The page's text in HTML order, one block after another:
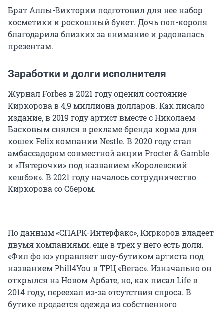
Брат Аллы-Виктории подготовил для нее набор
косметики и роскошный букет. Дочь поп-короля
благодарила близких за внимание и радовалась
презентам.
Заработки и долги исполнителя
Журнал Forbes в 2021 году оценил состояние
Киркорова в 4,9 миллиона долларов. Как писало
издание, в 2019 году артист вместе с Николаем
Басковым снялся в рекламе бренда корма для
кошек Felix компании Nestle. В 2020 году стал
амбассадором совместной акции Procter & Gamble
и «Пятерочки» под названием «Королевский
кешбэк». В 2021 году началось сотрудничество
Киркорова со Сбером.
По данным «СПАРК-Интерфакс», Киркоров владеет
двумя компаниями, еще в трех у него есть доли.
«Фил фо ю» управляет шоу-бутиком артиста под
названием Phill4You в ТРЦ «Вегас». Изначально он
открылся на Новом Арбате, но, как писал Life в
2014 году, переехал из-за отсутствия спроса. В
бутике продается одежда из собственного